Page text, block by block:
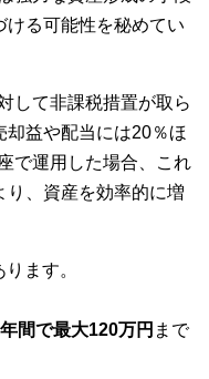
ける可能性を秘めてい
して非課税措置が取ら
却益や配当には20％ほ
で運用した場合、これ
り、資産を効率的に増
ます。
間で最大120万円 まで